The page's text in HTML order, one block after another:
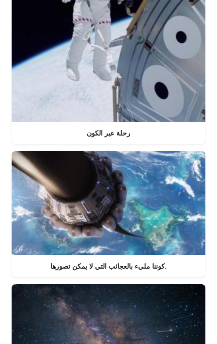
رحلة عبر الكون
كوننا مليء بالعجائب التي لا يمكن تصورها.